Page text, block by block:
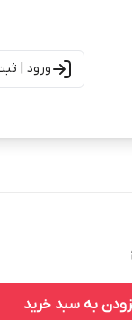
ورود |
به سبد خرید